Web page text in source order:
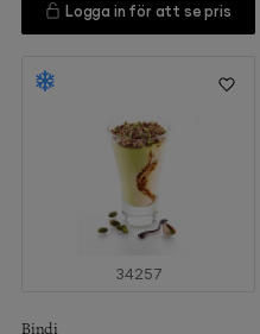
Logga in för att se pris
34257
Bindi